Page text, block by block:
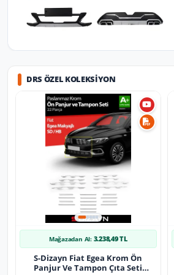
DRS ÖZEL KOLEKSIYON
Mağazadan Al: 3.238,49 TL
S-Dizayn Fiat Egea Krom Ön
Panjur Ve Tampon Çıta Seti